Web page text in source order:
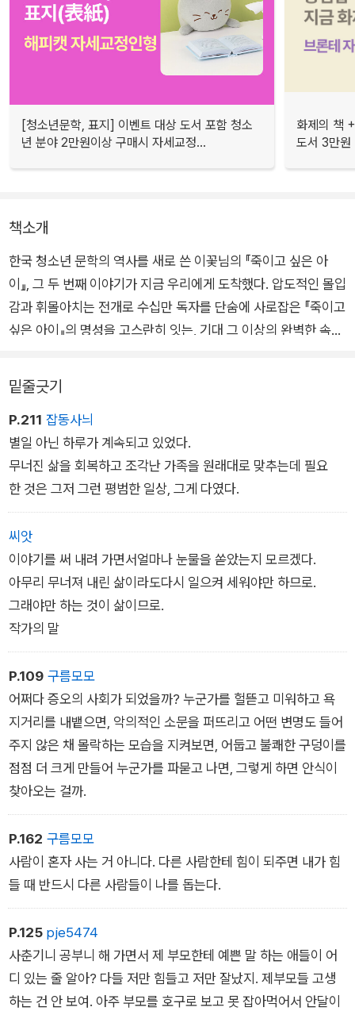
[청소년문학, 표지] 이벤트 대상 도서 포함 청소
년 분야 2만원이상 구매시 자세교정...
화제의 책
도서 3만원
책소개
한국 청소년 문학의 역사를 새로 쓴 이꽃님의 『죽이고 싶은 아
이』, 그 두 번째 이야기가 지금 우리에게 도착했다. 압도적인 몰입
감과 휘몰아치는 전개로 수십만 독자를 단숨에 사로잡은 『죽이고
싶은 아이』의 명성을 고스란히 잇는, 기대 그 이상의 완벽한 속편
『죽이고 싶은 아이』가 극적인 반전과 간결하고 힘 있는 문장 그리
고 그 안에 자리한 뜨거운 문제의식으로 십 대 독자들의 열렬한
공감을 불러일으켰다면, 이 책은 전편 못지않은 이꽃님 작가 특유
의 명료한 시선과 긴장감 넘치는 스토리로 드라마틱한 사건과 인
물들의 깊어진 내면을 한층 더 치밀하게 담아냈다.
학교에서 사망 사건이 일어나고 17세 소녀가 친구를 죽인 유력한
용의자로 지목된다. 숨 가쁜 진실 공방을 이어가던 사건은 반전에
반전을 거듭하다 뜻밖의 국면을 맞닥뜨리고, 결국 『죽이고 싶은
아이는』 소름 돋는 결말로 종결을 맞이한다. 팩트의 절벽 끝에 남
겨진 독자들이 간절히 후속권을 요청한 이유가 여기에 있다.
『죽이고 싶은 아이 2』는 모든 진실이 드러나기 직전의 그 순간에
서 다시 시작한다. 전반부에 이르러 마침내 그 모든 사건의 전말
이 낱낱이 밝혀지며 이야기는 절정에 이르고, 이야기는 누구도 예
상치 못한 결말을 향해 나아가는데…….
밑줄긋기
P.211 잡동사늬
별일 아닌 하루가 계속되고 있었다.
무너진 삶을 회복하고 조각난 가족을 원래대로 맞추는데 필요
한 것은 그저 그런 평범한 일상, 그게 다였다.
씨앗
이야기를 써 내려 가면서얼마나 눈물을 쏟았는지 모르겠다.
아무리 무너져 내린 삶이라도다시 일으켜 세워야만 하므로.
그래야만 하는 것이 삶이므로.
작가의 말
P.109 구름모모
어쩌다 증오의 사회가 되었을까? 누군가를 헐뜯고 미워하고 욕
지거리를 내뱉으면, 악의적인 소문을 퍼뜨리고 어떤 변명도 들어
주지 않은 채 몰락하는 모습을 지켜보면, 어둡고 불쾌한 구덩이를
점점 더 크게 만들어 누군가를 파묻고 나면, 그렇게 하면 안식이
찾아오는 걸까.
P.162 구름모모
사람이 혼자 사는 거 아니다. 다른 사람한테 힘이 되주면 내가 힘
들 때 반드시 다른 사람들이 나를 돕는다.
P.125 pje5474
사춘기니 공부니 해 가면서 제 부모한테 예쁜 말 하는 애들이 어
디 있는 줄 알아? 다들 저만 힘들고 저만 잘났지. 제부모들 고생
하는 건 안 보여. 아주 부모를 호구로 보고 못 잡아먹어서 안달이